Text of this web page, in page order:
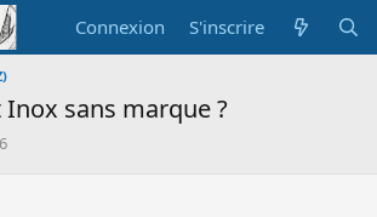
Connexion S'inscrire
sans marque ?